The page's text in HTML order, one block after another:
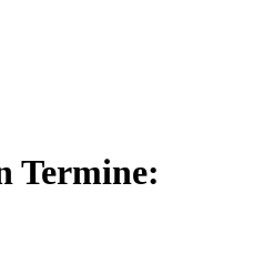
Termine: